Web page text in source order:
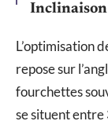
Inclinaison
L’optimisation
repose sur
fourchettes
se situent entre